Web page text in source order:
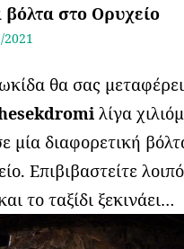
βόλτα στο Ορυχείο
2021
θα σας
λίγα
μία διαφορετική
Επιβιβαστείτε
το ταξίδι ξεκινάει…